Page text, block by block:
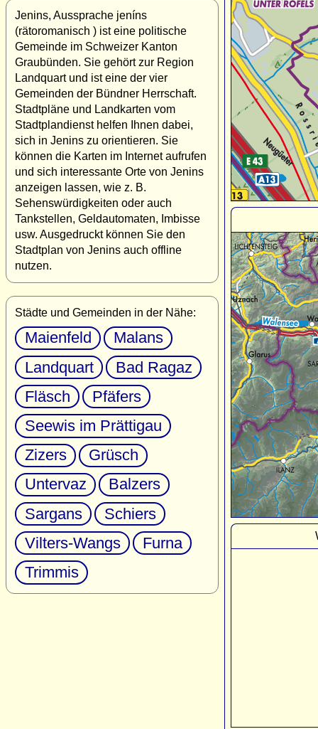
Jenins, Aussprache jeníns
(rätoromanisch ) ist eine politische
Gemeinde im Schweizer Kanton
Graubünden. Sie gehört zur Region
Landquart und ist eine der vier
Gemeinden der Bündner Herrschaft.
Stadtpläne und Landkarten vom
Stadtplandienst helfen Ihnen dabei,
sich in Jenins zu orientieren. Sie
können die Karten im Internet aufrufen
und sich interessante Orte von Jenins
anzeigen lassen, wie z. B.
Sehenswürdigkeiten oder auch
Tankstellen, Geldautomaten, Imbisse
usw. Ausgedruckt können Sie den
Stadtplan von Jenins auch offline
nutzen.
Städte und Gemeinden in der Nähe:
Maienfeld
Malans
Landquart
Bad Ragaz
Fläsch
Pfäfers
Seewis im Prättigau
Zizers
Grüsch
Untervaz
Balzers
Sargans
Schiers
Vilters-Wangs
Furna
Trimmis